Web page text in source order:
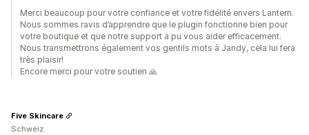
Merci beaucoup pour votre confiance et votre fidélité envers Lantern.
Nous sommes ravis d’apprendre que le plugin fonctionne bien pour
votre boutique et que notre support a pu vous aider efficacement.
Nous transmettrons également vos gentils mots à Jandy, cela lui fera
très plaisir!
Encore merci pour votre soutien 🙏
Five Skincare
Schweiz